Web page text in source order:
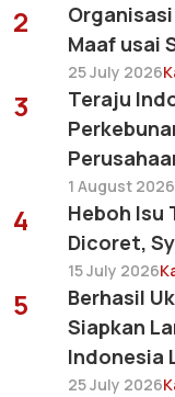
2
Maaf usai
25 July 2026
3
Teraju
1 August 2026
4
Heboh Isu
Dicoret,
15 July 2026
5
Berhasil
Siapkan
Indonesia
25 July 2026